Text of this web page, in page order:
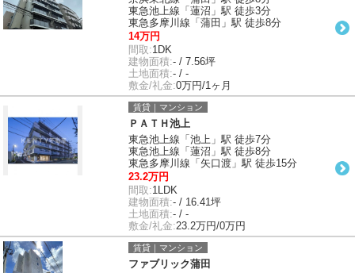
東急池上線「蓮沼」駅 徒歩3分
東急多摩川線「蒲田」駅 徒歩8分
14万円
間取:1DK
建物面積:- / 7.56坪
土地面積:- / -
敷金/礼金:0万円/1ヶ月
賃貸｜マンション
ＰＡＴＨ池上
東急池上線「池上」駅 徒歩7分
東急池上線「蓮沼」駅 徒歩8分
東急多摩川線「矢口渡」駅 徒歩15分
23.2万円
間取:1LDK
建物面積:- / 16.41坪
土地面積:- / -
敷金/礼金:23.2万円/0万円
賃貸｜マンション
ファブリック蒲田